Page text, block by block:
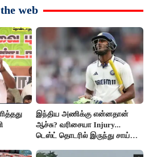
web
இந்திய அணிக்கு என்னதான்
ஆச்சு? வரிசையா Injury...
டெஸ்ட் தொடரில் இருந்து சாய்